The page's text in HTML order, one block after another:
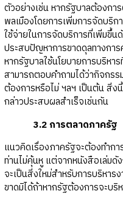
ตัวอย่างเช่น หากรัฐบาลต้องก
พลเมืองโดยการเพิ่มการจัดบริก
ใช้จ่ายในการจัดบริการที่เพิ่มขึ้น
ประสบปัญหาการขาดดุลทางกา
หากรัฐบาลใช้นโยบายการบริหา
สามารถตอบคำถามได้ว่ากิจกร
ต้องการหรือไม่ ฯลฯ เป็นต้น สิ่ง
กล่าวประสบผลสำเร็จเช่นกัน
3.2 การตลาดภาครัฐ
แนวคิดเรื่องภาครัฐจะต้องทำก
ท่านไม่คุ้นหู แต่จากหนังสือเล่มดั
จะเป็นสิ่งใหม่สำหรับการบริหา
ขาดมิได้ถ้าหากรัฐต้องการจะบริ